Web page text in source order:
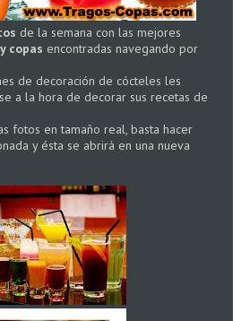
de la semana con las mejores
copas encontradas navegando por
de decoración de cócteles les
a la hora de decorar sus recetas de
fotos en tamaño real, basta hacer
y ésta se abrirá en una nueva